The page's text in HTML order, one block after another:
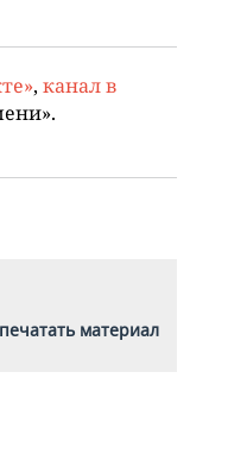
, канал в
материал